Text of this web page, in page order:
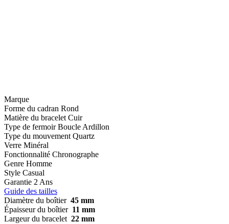
Marque
Forme du cadran Rond
Matière du bracelet Cuir
Type de fermoir Boucle Ardillon
Type du mouvement Quartz
Verre Minéral
Fonctionnalité Chronographe
Genre Homme
Style Casual
Garantie 2 Ans
Guide des tailles
Diamètre du boîtier 45 mm
Épaisseur du boîtier 11 mm
Largeur du bracelet 22 mm